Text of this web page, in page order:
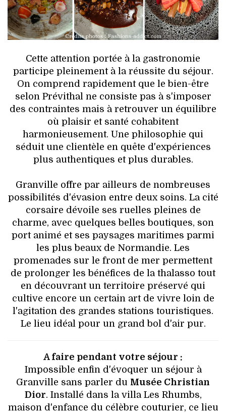
Cette attention portée à la gastronomie
participe pleinement à la réussite du séjour.
On comprend rapidement que le bien-être
selon Prévithal ne consiste pas à s'imposer
des contraintes mais à retrouver un équilibre
où plaisir et santé cohabitent
harmonieusement. Une philosophie qui
séduit une clientèle en quête d'expériences
plus authentiques et plus durables.
Granville offre par ailleurs de nombreuses
possibilités d'évasion entre deux soins. La cité
corsaire dévoile ses ruelles pleines de
charme, avec quelques belles boutiques, son
port animé et ses paysages maritimes parmi
les plus beaux de Normandie. Les
promenades sur le front de mer permettent
de prolonger les bénéfices de la thalasso tout
en découvrant un territoire préservé qui
cultive encore un certain art de vivre loin de
l'agitation des grandes stations touristiques.
Le lieu idéal pour un grand bol d'air pur.
A faire pendant votre séjour :
Impossible enfin d'évoquer un séjour à
Granville sans parler du Musée Christian
Dior. Installé dans la villa Les Rhumbs,
maison d'enfance du célèbre couturier, ce lieu